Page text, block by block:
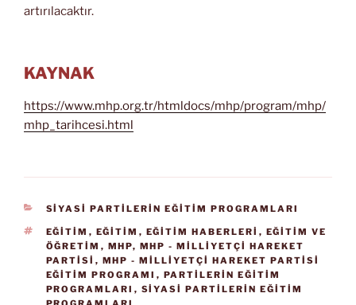
artırılacaktır.
KAYNAK
https://www.mhp.org.tr/htmldocs/mhp/program/mhp/
mhp_tarihcesi.html
KATEGORILER
SİYASİ PARTİLERİN EĞİTİM PROGRAMLARI
ETIKETLER
EĞİTİM , EĞITIM , EĞITIM HABERLERI , EĞITIM VE
ÖĞRETIM , MHP, MHP - MILLIYETÇI HAREKET
PARTISI , MHP - MILLIYETÇI HAREKET PARTISI
EĞITIM PROGRAMI , PARTILERIN EĞITIM
PROGRAMLARI , SİYASİ PARTİLERİN EĞİTİM